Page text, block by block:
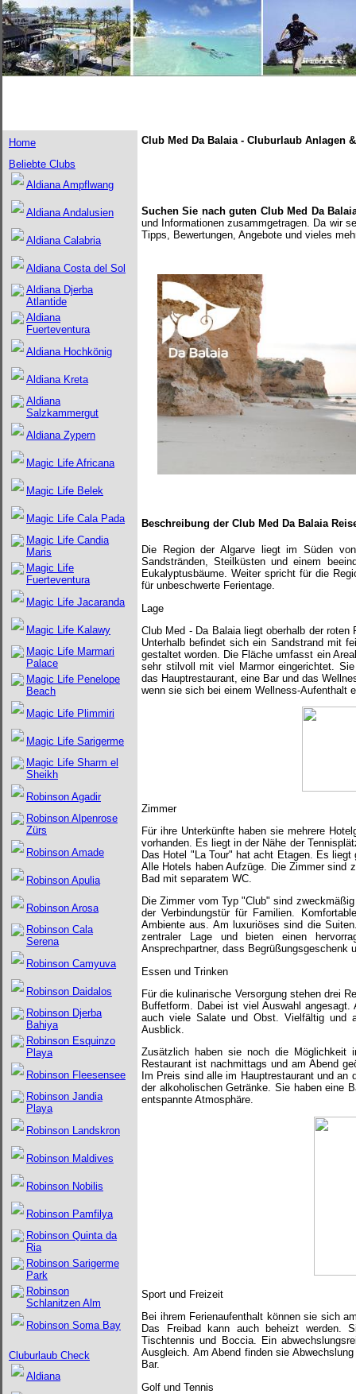
Home
Beliebte Clubs
Aldiana Ampflwang
Aldiana Andalusien
Aldiana Calabria
Aldiana Costa del Sol
Aldiana Djerba
Atlantide
Aldiana
Fuerteventura
Aldiana Hochkönig
Aldiana Kreta
Aldiana
Salzkammergut
Aldiana Zypern
Magic Life Africana
Magic Life Belek
Magic Life Cala Pada
Magic Life Candia
Maris
Magic Life
Fuerteventura
Magic Life Jacaranda
Magic Life Kalawy
Magic Life Marmari
Palace
Magic Life Penelope
Beach
Magic Life Plimmiri
Magic Life Sarigerme
Magic Life Sharm el
Sheikh
Robinson Agadir
Robinson Alpenrose
Zürs
Robinson Amade
Robinson Apulia
Robinson Arosa
Robinson Cala
Serena
Robinson Camyuva
Robinson Daidalos
Robinson Djerba
Bahiya
Robinson Esquinzo
Playa
Robinson Fleesensee
Robinson Jandia
Playa
Robinson Landskron
Robinson Maldives
Robinson Nobilis
Robinson Pamfilya
Robinson Quinta da
Ria
Robinson Sarigerme
Park
Robinson
Schlanitzen Alm
Robinson Soma Bay
Cluburlaub Check
Aldiana
Club Med Da Balaia - Cluburlaub Anlagen
Suchen Sie nach guten Club Med Da
und Informationen zusammgetragen. Da wir
Tipps, Bewertungen, Angebote und vieles
Beschreibung der Club Med Da Balaia
Die Region der Algarve liegt im Süden
Sandstränden, Steilküsten und einem
Eukalyptusbäume. Weiter spricht für die
für unbeschwerte Ferientage.
Lage
Club Med - Da Balaia liegt oberhalb der
Unterhalb befindet sich ein Sandstrand mit
gestaltet worden. Die Fläche umfasst ein
sehr stilvoll mit viel Marmor eingerichtet.
das Hauptrestaurant, eine Bar und das
wenn sie sich bei einem Wellness-Aufenthalt
Zimmer
Für ihre Unterkünfte haben sie mehrere
vorhanden. Es liegt in der Nähe der
Das Hotel "La Tour" hat acht Etagen. Es
Alle Hotels haben Aufzüge. Die Zimmer sind
Bad mit separatem WC.
Die Zimmer vom Typ "Club" sind
der Verbindungstür für Familien.
Ambiente aus. Am luxuriöses sind die
zentraler Lage und bieten einen
Ansprechpartner, dass Begrüßungsgeschenk
Essen und Trinken
Für die kulinarische Versorgung stehen drei
Buffetform. Dabei ist viel Auswahl
auch viele Salate und Obst. Vielfältig und
Ausblick.
Zusätzlich haben sie noch die Möglichkeit
Restaurant ist nachmittags und am Abend
Im Preis sind alle im Hauptrestaurant und
der alkoholischen Getränke. Sie haben eine
entspannte Atmosphäre.
Sport und Freizeit
Bei ihrem Ferienaufenthalt können sie sich
Das Freibad kann auch beheizt werden.
Tischtennis und Boccia. Ein
Ausgleich. Am Abend finden sie
Bar.
Golf und Tennis